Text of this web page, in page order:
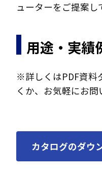
ューターをご提案し
用途・実績
※詳しくはPDF資料
くか、お気軽にお問
カタログのダウ